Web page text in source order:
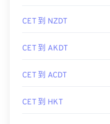
CET 到 NZDT
CET 到 AKDT
CET 到 ACDT
CET 到 HKT